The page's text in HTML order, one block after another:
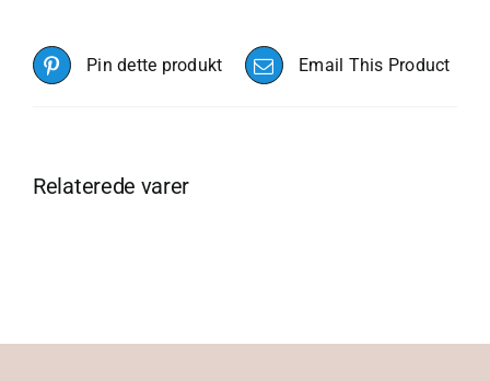
Pin dette produkt Email This Product
Relaterede varer